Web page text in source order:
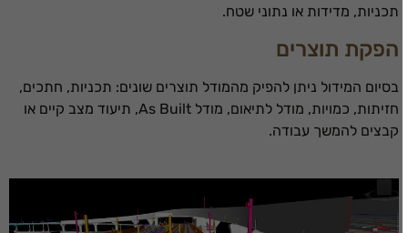
תכניות, מדידות או נתוני שטח.
הפקת תוצרים
בסיום המידול ניתן להפיק מהמודל תוצרים שונים: תכניות, חתכים,
חזיתות, כמויות, מודל לתיאום, מודל As Built, תיעוד מצב קיים או
קבצים להמשך עבודה.